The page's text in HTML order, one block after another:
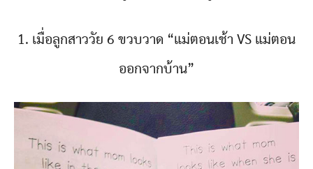
1. เมื่อลูกสาววัย 6 ขวบวาด “แม่ตอนเช้า VS แม่ตอน
ออกจากบ้าน”